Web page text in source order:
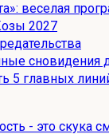
веселая
2027
сновидения
5 главных